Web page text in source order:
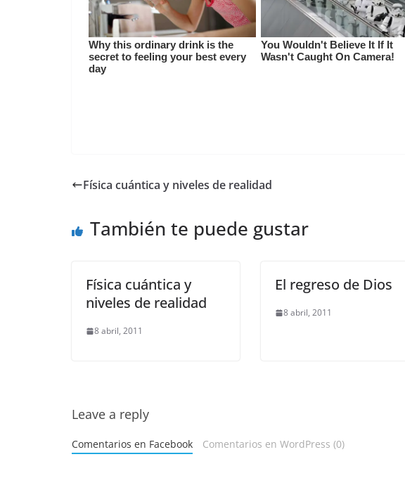
Física cuántica y niveles de realidad
También te puede gustar
Física cuántica y
niveles de realidad
8 abril, 2011
El regreso de Dios
8 abril, 2011
Leave a reply
Comentarios en Facebook Comentarios en WordPress (0)